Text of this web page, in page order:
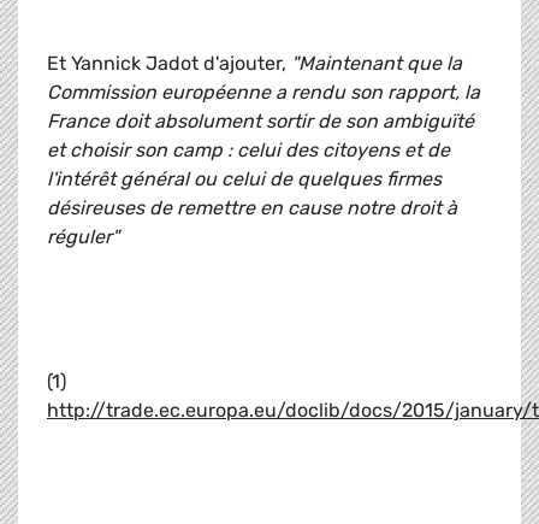
Et Yannick Jadot d'ajouter, "Maintenant que la
Commission européenne a rendu son rapport, la
France doit absolument sortir de son ambiguïté
et choisir son camp : celui des citoyens et de
l'intérêt général ou celui de quelques firmes
désireuses de remettre en cause notre droit à
réguler"
(1)
http://trade.ec.europa.eu/doclib/docs/2015/january/